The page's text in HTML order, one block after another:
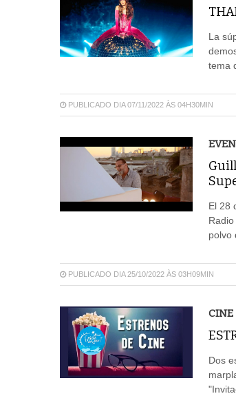
La
tema
PUBLICADO DIA 07/11/2022 ÀS 04H30MIN
El 28
polvo
PUBLICADO DIA 25/10/2022 ÀS 03H09MIN
CINE
Dos